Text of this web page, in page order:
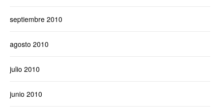
septiembre 2010
agosto 2010
julio 2010
junio 2010